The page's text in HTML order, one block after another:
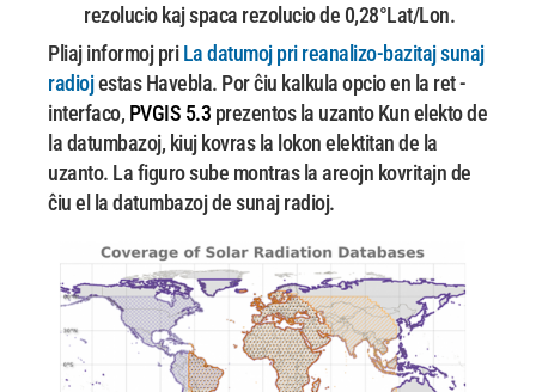
rezolucio kaj spaca rezolucio de 0,28°Lat/Lon.
Pliaj informoj priLa datumoj pri reanalizo-bazitaj sunaj
radiojestas Havebla. Por ĉiu kalkula opcio en la ret -
interfaco, PVGIS 5.3 prezentos la uzanto Kun elekto de
la datumbazoj, kiuj kovras la lokon elektitan de la
uzanto. La figuro sube montras la areojn kovritajn de
ĉiu el la datumbazoj de sunaj radioj.